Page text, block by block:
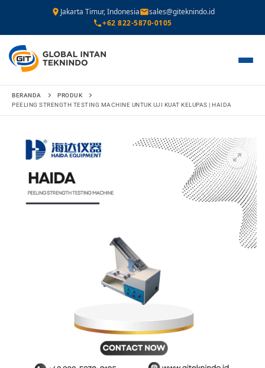
Jakarta Timur, Indonesia
sales@giteknindo.id
+62 822-5870-0105
Lompat
BERANDA
PRODUK
PEELING STRENGTH TESTING MACHINE UNTUK UJI KUAT KELUPAS | HAIDA
🔍